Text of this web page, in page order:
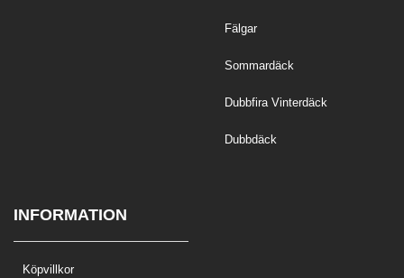
Fälgar
Sommardäck
Dubbfira Vinterdäck
Dubbdäck
INFORMATION
Köpvillkor